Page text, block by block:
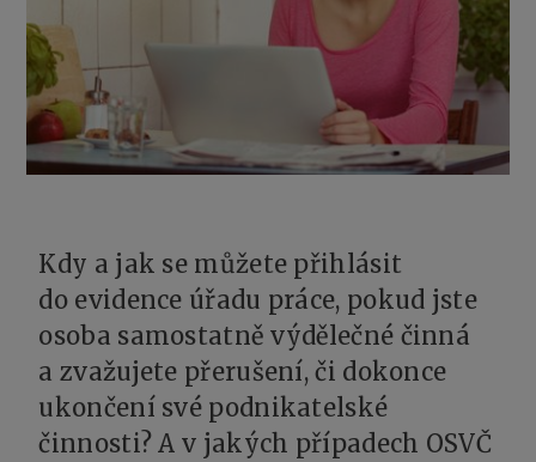
Kdy a jak se můžete přihlásit
do evidence úřadu práce, pokud jste
osoba samostatně výdělečné činná
a zvažujete přerušení, či dokonce
ukončení své podnikatelské
činnosti? A v jakých případech OSVČ